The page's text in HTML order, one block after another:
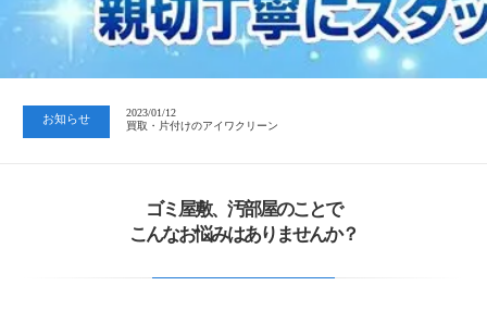
お知らせ
2023/07/24
中日新聞 岐阜版「空き家対策SOS」コーナーに掲載いただきまし…
2023/01/12
買取・片付けのアイワクリーン
ゴミ屋敷、汚部屋のことで
こんなお悩みはありませんか？